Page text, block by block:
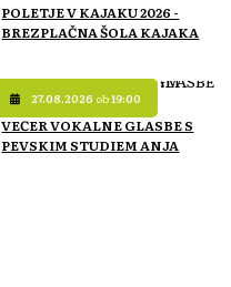
POLETJE V KAJAKU 2026 -
BREZPLAČNA ŠOLA KAJAKA
27.08.2026 ob19:00
VEČER VOKALNE GLASBE S
PEVSKIM STUDIEM ANJA